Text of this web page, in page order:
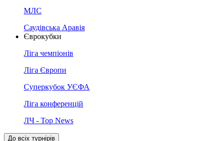
МЛС
Саудівська Аравія
Єврокубки
Ліга чемпіонів
Ліга Європи
Суперкубок УЄФА
Ліга конференцій
ЛЧ - Top News
До всіх турнірів